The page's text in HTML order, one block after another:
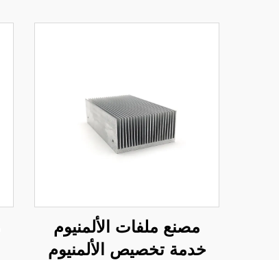
مصنع ملفات الألمنيوم
خدمة تخصيص الألمنيوم